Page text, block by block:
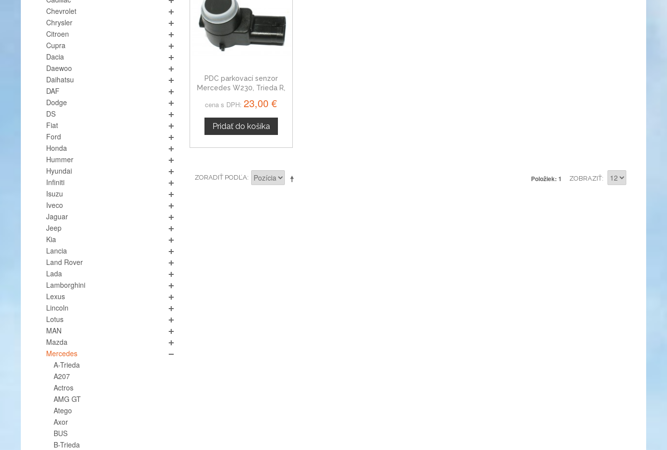
PDC parkovací senzor
Mercedes W230, Trieda R,
cena s DPH: 23,00 €
Pridať do košíka
ZORADIŤ PODĽA Položiek: 1 ZOBRAZIŤ
Chevrolet
Chrysler
Citroen
Cupra
Dacia
Daewoo
Daihatsu
DAF
Dodge
DS
Fiat
Ford
Honda
Hummer
Hyundai
Infiniti
Isuzu
Iveco
Jaguar
Jeep
Kia
Lancia
Land Rover
Lada
Lamborghini
Lexus
Lincoln
Lotus
MAN
Mazda
Mercedes
A-Trieda
A207
Actros
AMG GT
Atego
Axor
BUS
B-Trieda